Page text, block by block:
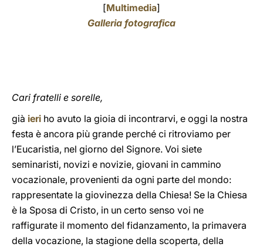
[Multimedia]
Galleria fotografica
Cari fratelli e sorelle,
già ieri ho avuto la gioia di incontrarvi, e oggi la nostra
festa è ancora più grande perché ci ritroviamo per
l’Eucaristia, nel giorno del Signore. Voi siete
seminaristi, novizi e novizie, giovani in cammino
vocazionale, provenienti da ogni parte del mondo:
rappresentate la giovinezza della Chiesa! Se la Chiesa
è la Sposa di Cristo, in un certo senso voi ne
raffigurate il momento del fidanzamento, la primavera
della vocazione, la stagione della scoperta, della